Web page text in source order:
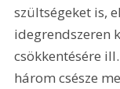
szültségeket is,
idegrendszeren
csökkentésére
három csésze